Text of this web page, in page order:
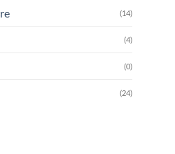
(14)
(4)
(0)
(24)